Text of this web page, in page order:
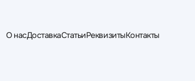
О насДоставкаСтатьиРеквизитыКонтакты